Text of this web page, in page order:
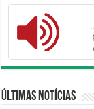
Últimas Notícias